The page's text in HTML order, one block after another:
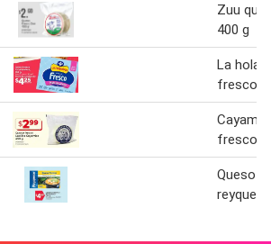
Zuu
400 g
La
fresco
fresco
Queso